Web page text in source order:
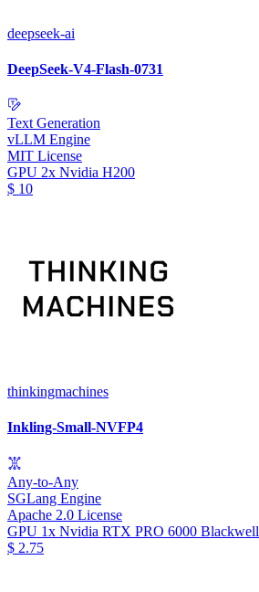
deepseek-ai
DeepSeek-V4-Flash-0731
Text Generation
vLLM Engine
MIT License
GPU 2x Nvidia H200
$ 10
thinkingmachines
Inkling-Small-NVFP4
Any-to-Any
SGLang Engine
Apache 2.0 License
GPU 1x Nvidia RTX PRO 6000 Blackwell
$ 2.75